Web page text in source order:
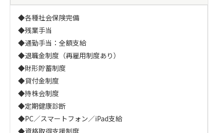
◆各種社会保険完備
◆残業手当
◆通勤手当：全額支給
◆退職金制度（再雇用制度あり）
◆財形貯蓄制度
◆貸付金制度
◆持株会制度
◆定期健康診断
◆PC／スマートフォン／iPad支給
◆資格取得支援制度